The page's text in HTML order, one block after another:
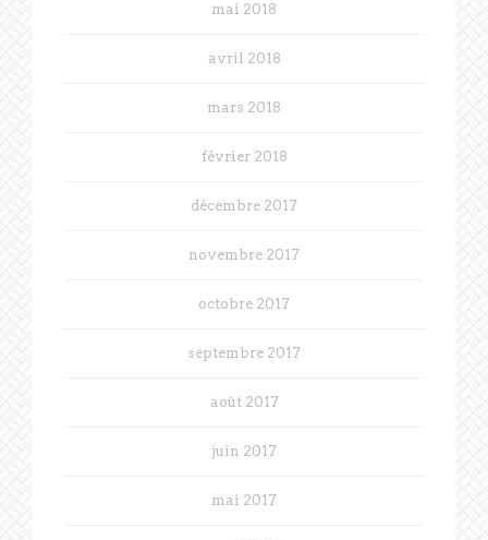
mai 2018
avril 2018
mars 2018
février 2018
décembre 2017
novembre 2017
octobre 2017
septembre 2017
août 2017
juin 2017
mai 2017